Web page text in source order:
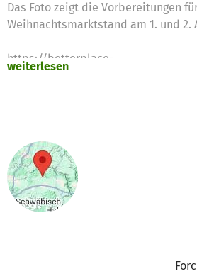
Das Foto zeigt die Vorbereitungen
Weihnachtsmarktstand am 1. und
https://betterplace-
weiterlesen